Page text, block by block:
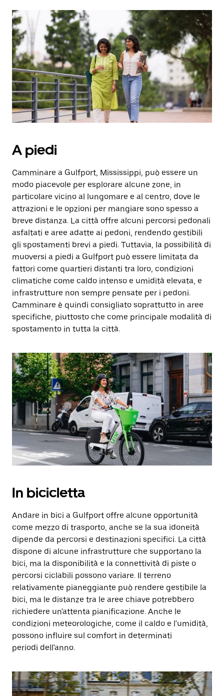
A piedi
Camminare a Gulfport, Mississippi, può essere un
modo piacevole per esplorare alcune zone, in
particolare vicino al lungomare e al centro, dove le
attrazioni e le opzioni per mangiare sono spesso a
breve distanza. La città offre alcuni percorsi pedonali
asfaltati e aree adatte ai pedoni, rendendo gestibili
gli spostamenti brevi a piedi. Tuttavia, la possibilità di
muoversi a piedi a Gulfport può essere limitata da
fattori come quartieri distanti tra loro, condizioni
climatiche come caldo intenso e umidità elevata, e
infrastrutture non sempre pensate per i pedoni.
Camminare è quindi consigliato soprattutto in aree
specifiche, piuttosto che come principale modalità di
spostamento in tutta la città.
In bicicletta
Andare in bici a Gulfport offre alcune opportunità
come mezzo di trasporto, anche se la sua idoneità
dipende da percorsi e destinazioni specifici. La città
dispone di alcune infrastrutture che supportano la
bici, ma la disponibilità e la connettività di piste o
percorsi ciclabili possono variare. Il terreno
relativamente pianeggiante può rendere gestibile la
bici, ma le distanze tra le aree chiave potrebbero
richiedere un'attenta pianificazione. Anche le
condizioni meteorologiche, come il caldo e l'umidità,
possono influire sul comfort in determinati
periodi dell'anno.